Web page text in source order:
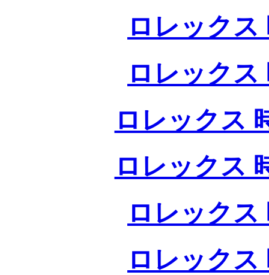
ロレックス
ロレックス
ロレックス
ロレックス
ロレックス
ロレックス